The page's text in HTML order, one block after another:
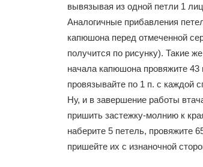
вывязывая из одной петли 1
Аналогичные прибавления
капюшона перед отмеченной
получится по рисунку). Такие
начала капюшона провяжите 43
провязывайте по 1 п. с каждой
Ну, и в завершение работы
пришить застежку-молнию к
наберите 5 петель, провяжите
пришейте их с изнаночной